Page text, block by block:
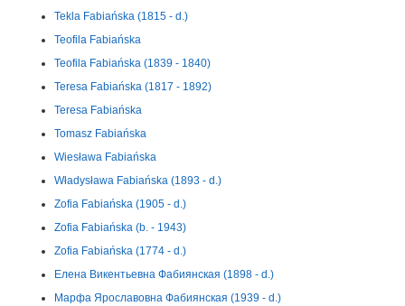
Tekla Fabiańska (1815 - d.)
Teofila Fabiańska
Teofila Fabiańska (1839 - 1840)
Teresa Fabiańska (1817 - 1892)
Teresa Fabiańska
Tomasz Fabiańska
Wiesława Fabiańska
Władysława Fabiańska (1893 - d.)
Zofia Fabiańska (1905 - d.)
Zofia Fabiańska (b. - 1943)
Zofia Fabiańska (1774 - d.)
Елена Викентьевна Фабиянская (1898 - d.)
Марфа Ярославовна Фабиянская (1939 - d.)